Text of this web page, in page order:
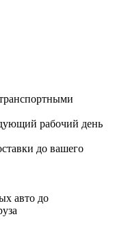
рабочий день
до вашего
авто до